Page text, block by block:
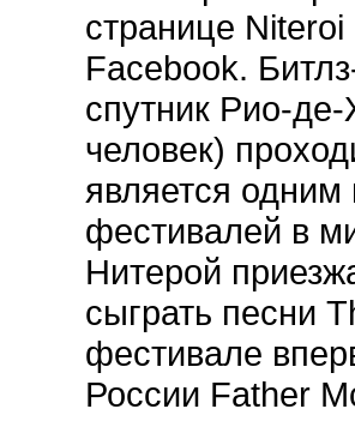
странице
Facebook.
спутник Рио-
человек)
является
фестивалей в
Нитерой
сыграть песни
фестивале
России Father